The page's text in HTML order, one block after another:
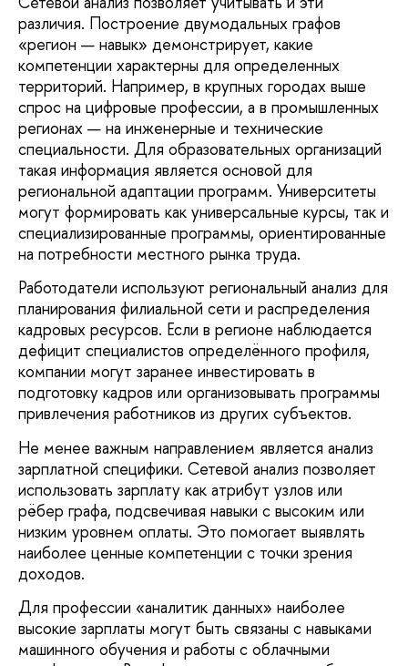
различия. Построение двумодальных графов
«регион — навык» демонстрирует, какие
компетенции характерны для определенных
территорий. Например, в крупных городах выше
спрос на цифровые профессии, а в промышленных
регионах — на инженерные и технические
специальности. Для образовательных организаций
такая информация является основой для
региональной адаптации программ. Университеты
могут формировать как универсальные курсы, так и
специализированные программы, ориентированные
на потребности местного рынка труда.
Работодатели используют региональный анализ для
планирования филиальной сети и распределения
кадровых ресурсов. Если в регионе наблюдается
дефицит специалистов определённого профиля,
компании могут заранее инвестировать в
подготовку кадров или организовывать программы
привлечения работников из других субъектов.
Не менее важным направлением является анализ
зарплатной специфики. Сетевой анализ позволяет
использовать зарплату как атрибут узлов или
рёбер графа, подсвечивая навыки с высоким или
низким уровнем оплаты. Это помогает выявлять
наиболее ценные компетенции с точки зрения
доходов.
Для профессии «аналитик данных» наиболее
высокие зарплаты могут быть связаны с навыками
машинного обучения и работы с облачными